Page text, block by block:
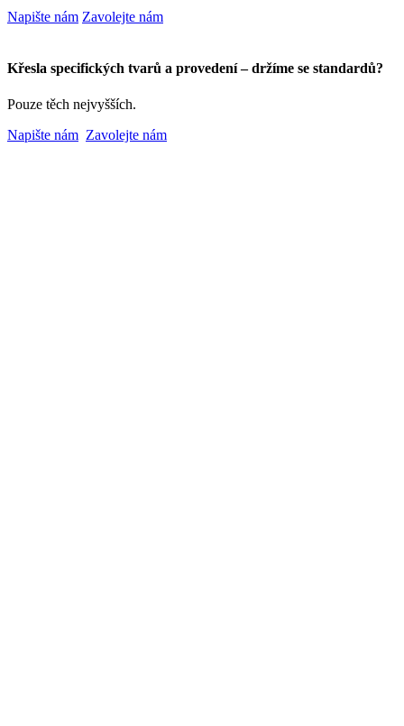
Napište nám Zavolejte nám
Křesla specifických tvarů a provedení – držíme se standardů?
Pouze těch nejvyšších.
Napište nám Zavolejte nám